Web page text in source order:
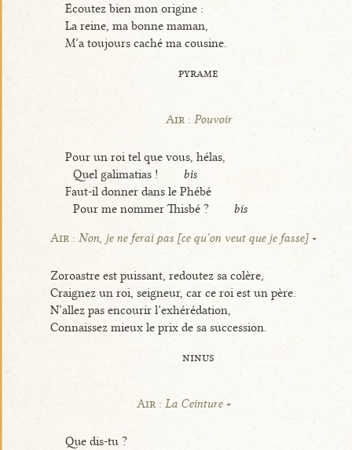
Écoutez bien mon origine :
La reine, ma bonne maman,
M’a toujours caché ma cousine.
pyrame
Air : Pouvoir
Pour un roi tel que vous, hélas,
Quel galimatias !
bis
Faut-il donner dans le Phébé
Pour me nommer Thisbé ?
bis
Air :Non, je ne ferai pas [ce qu’on veut que je fasse]
Zoroastre est puissant, redoutez sa colère,
Craignez un roi, seigneur, car ce roi est un père.
N’allez pas encourir l’exhérédation,
Connaissez mieux le prix de sa succession.
ninus
Air : La Ceinture
Que dis-tu ?